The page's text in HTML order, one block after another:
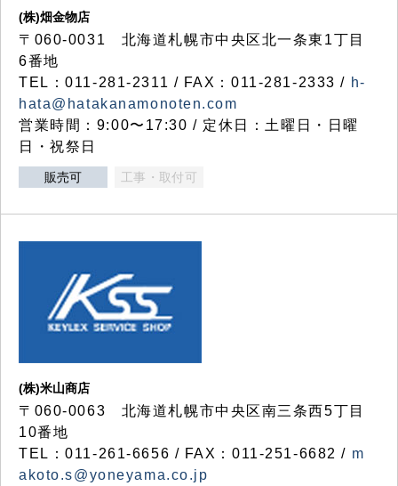
(株)畑金物店
〒060-0031 北海道札幌市中央区北一条東1丁目
6番地
TEL：011-281-2311 / FAX：011-281-2333 / h-
hata@hatakanamonoten.com
営業時間：9:00〜17:30 / 定休日：土曜日・日曜
日・祝祭日
販売可 工事・取付可
(株)米山商店
〒060-0063 北海道札幌市中央区南三条西5丁目
10番地
TEL：011-261-6656 / FAX：011-251-6682 / m
akoto.s@yoneyama.co.jp